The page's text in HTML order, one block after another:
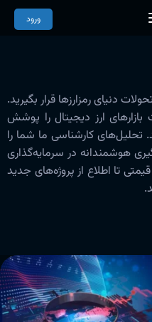
ورود
دنیای رمزارزها قرار بگیرید.
ارز دیجیتال را پوشش
کارشناسی ما شما را
هوشمندانه در سرمایه‌گذاری
تا اطلاع از پروژه‌های جدید